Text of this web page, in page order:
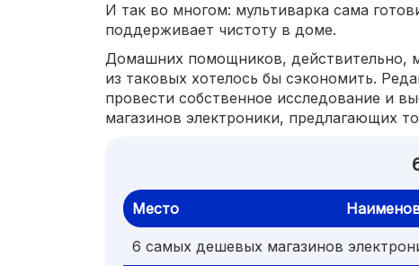
И так во многом: мультиварка сама
поддерживает чистоту в доме.
Домашних помощников, действительно,
из таковых хотелось бы сэкономить.
провести собственное исследование и
магазинов электроники, предлагающих
Место
6 самых дешевых магазинов